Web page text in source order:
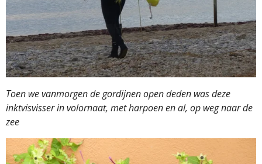
Toen we vanmorgen de gordijnen open deden was deze
inktvisvisser in volornaat, met harpoen en al, op weg naar de
zee